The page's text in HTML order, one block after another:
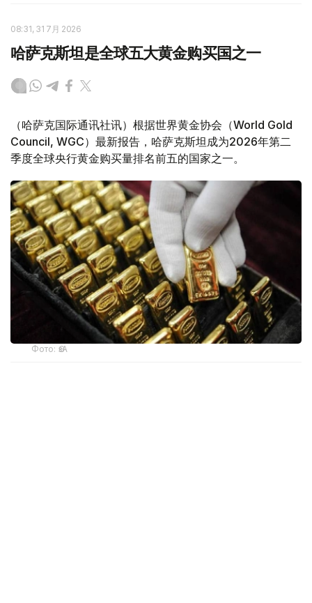
08:31, 31 7月 2026
哈萨克斯坦是全球五大黄金购买国之一
（哈萨克国际通讯社讯）根据世界黄金协会（World Gold
Council, WGC）最新报告，哈萨克斯坦成为2026年第二
季度全球央行黄金购买量排名前五的国家之一。
Фото: ӨзА